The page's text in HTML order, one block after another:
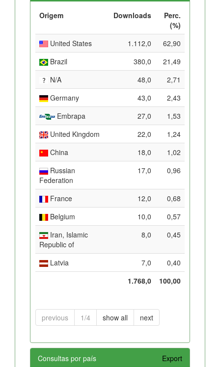
Origem Downloads
Perc.
(%)
United States
1.112,0
62,90
Brazil
380,0
21,49
N/A
48,0
2,71
Germany
43,0
2,43
Embrapa
27,0
1,53
United Kingdom
22,0
1,24
China
18,0
1,02
Russian
Federation
17,0 0,96
France 12,0
0,68
Belgium
10,0
0,57
Iran, Islamic
Republic of
8,0 0,45
Latvia 7,0
0,40
1.768,0
100,00
previous 1/4 show all next
Consultas por país Export